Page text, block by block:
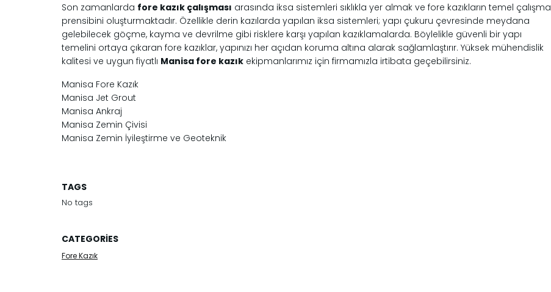
Son zamanlarda fore kazık çalışması arasında iksa sistemleri sıklıkla yer almak ve fore kazıkların temel çalışma
prensibini oluşturmaktadır. Özellikle derin kazılarda yapılan iksa sistemleri; yapı çukuru çevresinde meydana
gelebilecek göçme, kayma ve devrilme gibi risklere karşı yapılan kazıklamalarda. Böylelikle güvenli bir yapı
temelini ortaya çıkaran fore kazıklar, yapınızı her açıdan koruma altına alarak sağlamlaştırır. Yüksek mühendislik
kalitesi ve uygun fiyatlı Manisa fore kazık ekipmanlarımız için firmamızla irtibata geçebilirsiniz.
Manisa Fore Kazık
Manisa Jet Grout
Manisa Ankraj
Manisa Zemin Çivisi
Manisa Zemin İyileştirme ve Geoteknik
TAGS
No tags
CATEGORIES
Fore Kazık